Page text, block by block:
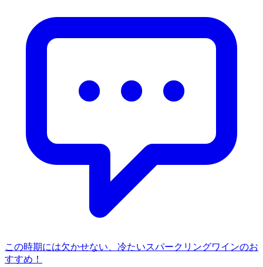
この時期には欠かせない、冷たいスパークリングワインのお
すすめ！